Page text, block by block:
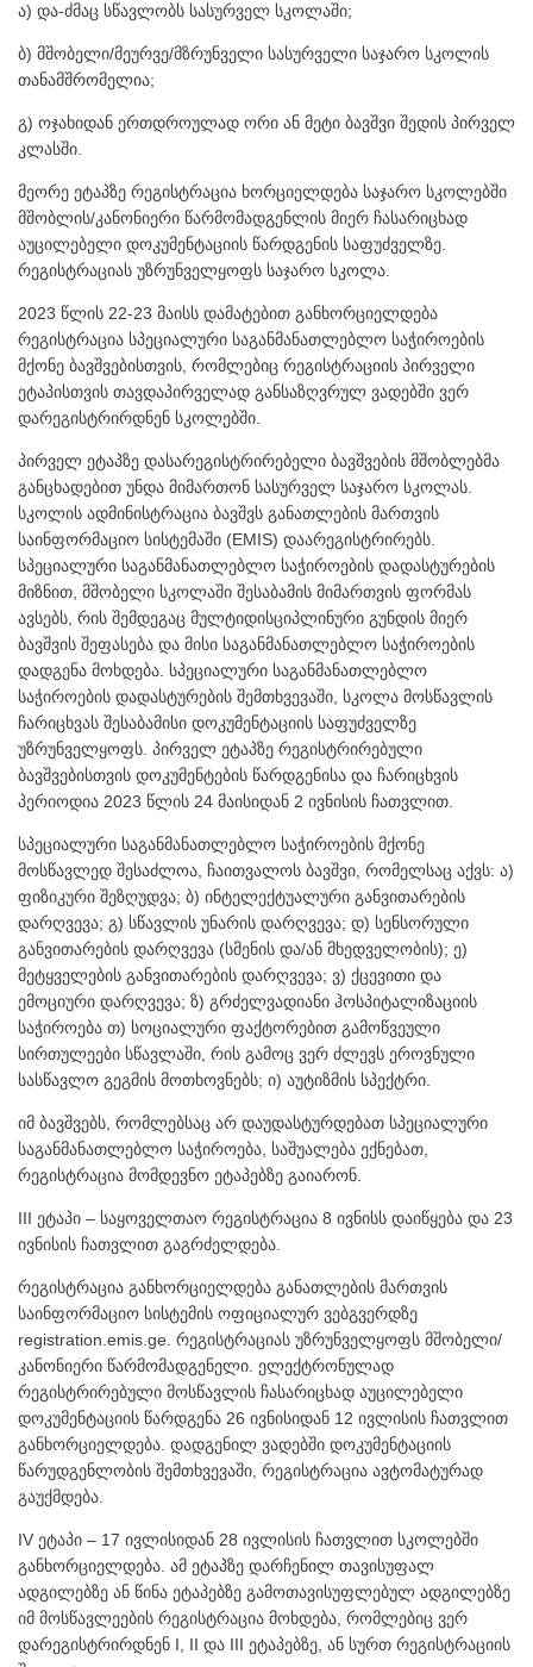
ა) და-ძმაც სწავლობს სასურველ სკოლაში;
ბ) მშობელი/მეურვე/მზრუნველი სასურველი საჯარო სკოლის
თანამშრომელია;
გ) ოჯახიდან ერთდროულად ორი ან მეტი ბავშვი შედის პირველ
კლასში.
მეორე ეტაპზე რეგისტრაცია ხორციელდება საჯარო სკოლებში
მშობლის/კანონიერი წარმომადგენლის მიერ ჩასარიცხად
აუცილებელი დოკუმენტაციის წარდგენის საფუძველზე.
რეგისტრაციას უზრუნველყოფს საჯარო სკოლა.
2023 წლის 22-23 მაისს დამატებით განხორციელდება
რეგისტრაცია სპეციალური საგანმანათლებლო საჭიროების
მქონე ბავშვებისთვის, რომლებიც რეგისტრაციის პირველი
ეტაპისთვის თავდაპირველად განსაზღვრულ ვადებში ვერ
დარეგისტრირდნენ სკოლებში.
პირველ ეტაპზე დასარეგისტრირებელი ბავშვების მშობლებმა
განცხადებით უნდა მიმართონ სასურველ საჯარო სკოლას.
სკოლის ადმინისტრაცია ბავშვს განათლების მართვის
საინფორმაციო სისტემაში (EMIS) დაარეგისტრირებს.
სპეციალური საგანმანათლებლო საჭიროების დადასტურების
მიზნით, მშობელი სკოლაში შესაბამის მიმართვის ფორმას
ავსებს, რის შემდეგაც მულტიდისციპლინური გუნდის მიერ
ბავშვის შეფასება და მისი საგანმანათლებლო საჭიროების
დადგენა მოხდება. სპეციალური საგანმანათლებლო
საჭიროების დადასტურების შემთხვევაში, სკოლა მოსწავლის
ჩარიცხვას შესაბამისი დოკუმენტაციის საფუძველზე
უზრუნველყოფს. პირველ ეტაპზე რეგისტრირებული
ბავშვებისთვის დოკუმენტების წარდგენისა და ჩარიცხვის
პერიოდია 2023 წლის 24 მაისიდან 2 ივნისის ჩათვლით.
სპეციალური საგანმანათლებლო საჭიროების მქონე
მოსწავლედ შესაძლოა, ჩაითვალოს ბავშვი, რომელსაც აქვს: ა)
ფიზიკური შეზღუდვა; ბ) ინტელექტუალური განვითარების
დარღვევა; გ) სწავლის უნარის დარღვევა; დ) სენსორული
განვითარების დარღვევა (სმენის და/ან მხედველობის); ე)
მეტყველების განვითარების დარღვევა; ვ) ქცევითი და
ემოციური დარღვევა; ზ) გრძელვადიანი ჰოსპიტალიზაციის
საჭიროება თ) სოციალური ფაქტორებით გამოწვეული
სირთულეები სწავლაში, რის გამოც ვერ ძლევს ეროვნული
სასწავლო გეგმის მოთხოვნებს; ი) აუტიზმის სპექტრი.
იმ ბავშვებს, რომლებსაც არ დაუდასტურდებათ სპეციალური
საგანმანათლებლო საჭიროება, საშუალება ექნებათ,
რეგისტრაცია მომდევნო ეტაპებზე გაიარონ.
III ეტაპი – საყოველთაო რეგისტრაცია 8 ივნისს დაიწყება და 23
ივნისის ჩათვლით გაგრძელდება.
რეგისტრაცია განხორციელდება განათლების მართვის
საინფორმაციო სისტემის ოფიციალურ ვებგვერდზე
registration.emis.ge. რეგისტრაციას უზრუნველყოფს მშობელი/
კანონიერი წარმომადგენელი. ელექტრონულად
რეგისტრირებული მოსწავლის ჩასარიცხად აუცილებელი
დოკუმენტაციის წარდგენა 26 ივნისიდან 12 ივლისის ჩათვლით
განხორციელდება. დადგენილ ვადებში დოკუმენტაციის
წარუდგენლობის შემთხვევაში, რეგისტრაცია ავტომატურად
გაუქმდება.
IV ეტაპი – 17 ივლისიდან 28 ივლისის ჩათვლით სკოლებში
განხორციელდება. ამ ეტაპზე დარჩენილ თავისუფალ
ადგილებზე ან წინა ეტაპებზე გამოთავისუფლებულ ადგილებზე
იმ მოსწავლეების რეგისტრაცია მოხდება, რომლებიც ვერ
დარეგისტრირდნენ I, II და III ეტაპებზე, ან სურთ რეგისტრაციის